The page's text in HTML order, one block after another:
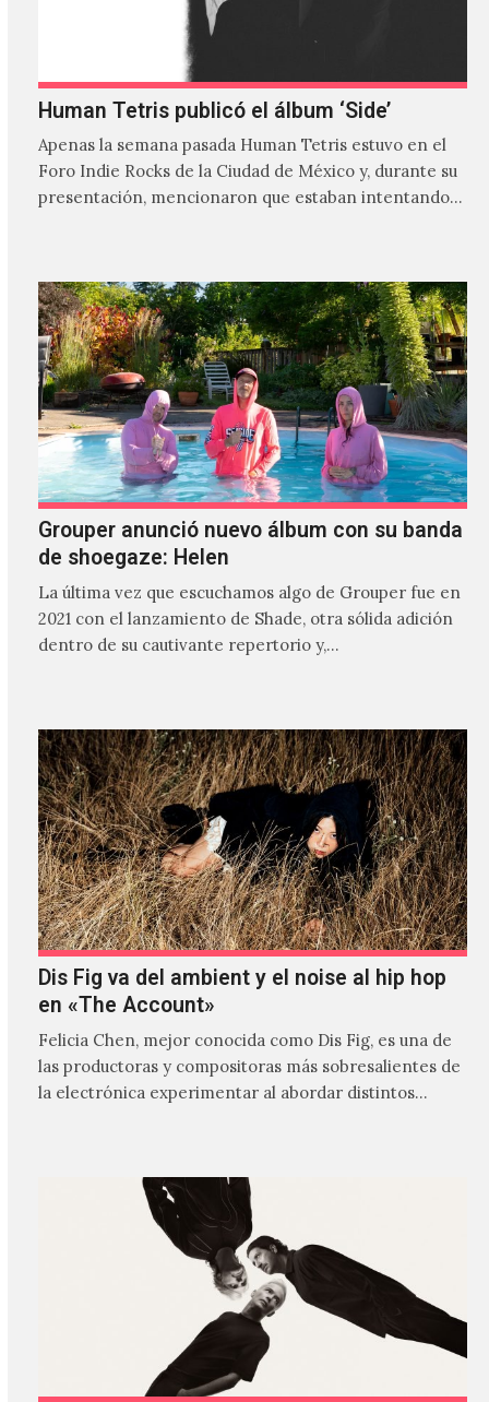
Human Tetris publicó el álbum ‘Side’
Apenas la semana pasada Human Tetris estuvo en el
Foro Indie Rocks de la Ciudad de México y, durante su
presentación, mencionaron que estaban intentando…
Grouper anunció nuevo álbum con su banda
de shoegaze: Helen
La última vez que escuchamos algo de Grouper fue en
2021 con el lanzamiento de Shade, otra sólida adición
dentro de su cautivante repertorio y,…
Dis Fig va del ambient y el noise al hip hop
en «The Account»
Felicia Chen, mejor conocida como Dis Fig, es una de
las productoras y compositoras más sobresalientes de
la electrónica experimentar al abordar distintos